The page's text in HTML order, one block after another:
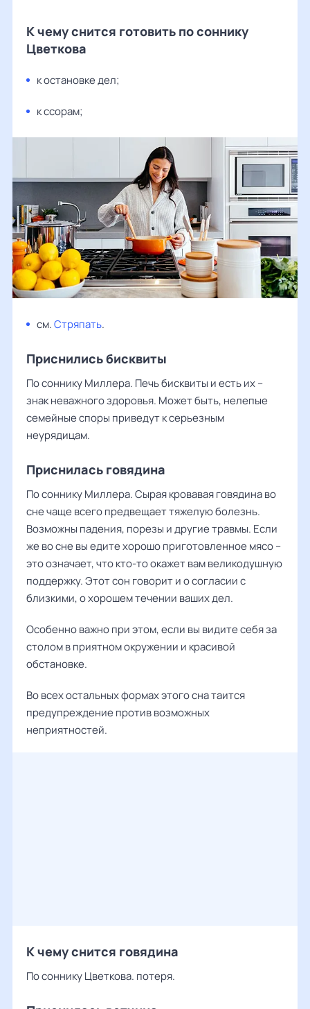
К чему снится готовить по соннику
Цветкова
к остановке дел;
к ссорам;
см.Стряпать.
Приснились бисквиты
По соннику Миллера. Печь бисквиты и есть их –
знак неважного здоровья. Может быть, нелепые
семейные споры приведут к серьезным
неурядицам.
Приснилась говядина
По соннику Миллера. Сырая кровавая говядина во
сне чаще всего предвещает тяжелую болезнь.
Возможны падения, порезы и другие травмы. Если
же во сне вы едите хорошо приготовленное мясо –
это означает, что кто-то окажет вам великодушную
поддержку. Этот сон говорит и о согласии с
близкими, о хорошем течении ваших дел.
Особенно важно при этом, если вы видите себя за
столом в приятном окружении и красивой
обстановке.
Во всех остальных формах этого сна таится
предупреждение против возможных
неприятностей.
К чему снится говядина
По соннику Цветкова. потеря.